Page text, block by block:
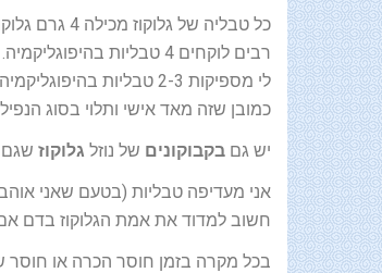
כל טבליה של גלוקוז מכילה 4 גרם גלוקוז.
רבים לוקחים 4 טבליות בהיפוגליקמיה.
לי מספיקות 2-3 טבליות בהיפוגליקמיה חזקה.
כמובן שזה מאד אישי ותלוי בסוג
יש גם בקבוקונים של נוזל גלוקוז
אני מעדיפה טבליות (בטעם שאני
חשוב למדוד את אמת הגלוקוז בדם
בכל מקרה בזמן חוסר הכרה או חוסר